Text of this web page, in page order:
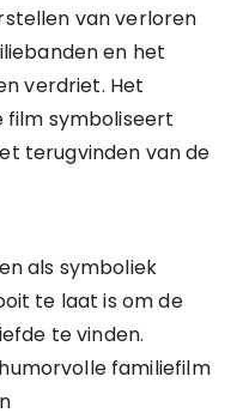
van verloren
en het
verdriet. Het
film symboliseert
terugvinden van de
als symboliek
te laat is om de
te vinden.
familiefilm